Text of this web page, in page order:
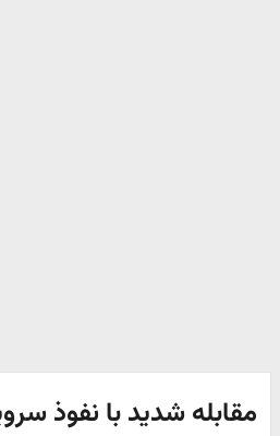
مقابله شدید با نفوذ